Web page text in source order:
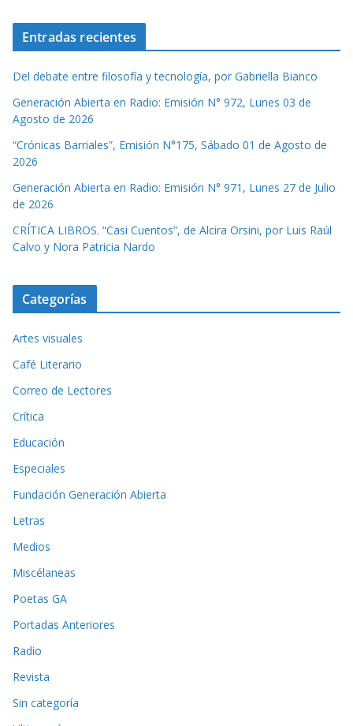
Entradas recientes
Del debate entre filosofía y tecnología, por Gabriella Bianco
Generación Abierta en Radio: Emisión N° 972, Lunes 03 de
Agosto de 2026
“Crónicas Barriales”, Emisión N°175, Sábado 01 de Agosto de
2026
Generación Abierta en Radio: Emisión N° 971, Lunes 27 de Julio
de 2026
CRÍTICA LIBROS. “Casi Cuentos”, de Alcira Orsini, por Luis Raúl
Calvo y Nora Patricia Nardo
Categorías
Artes visuales
Café Literario
Correo de Lectores
Crítica
Educación
Especiales
Fundación Generación Abierta
Letras
Medios
Miscélaneas
Poetas GA
Portadas Anteriores
Radio
Revista
Sin categoría